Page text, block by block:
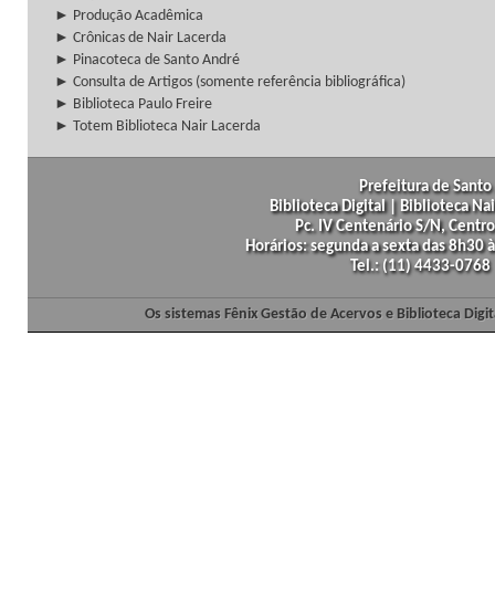
► Produção Acadêmica
► Crônicas de Nair Lacerda
► Pinacoteca de Santo André
► Consulta de Artigos (somente referência bibliográfica)
► Biblioteca Paulo Freire
► Totem Biblioteca Nair Lacerda
Prefeitura de
Biblioteca Digital | Biblioteca
Pc. IV Centenário S/N,
Horários: segunda a sexta das
Tel.: (11) 4433-
Os sistemas Fênix Gestão de Acervos e Biblioteca